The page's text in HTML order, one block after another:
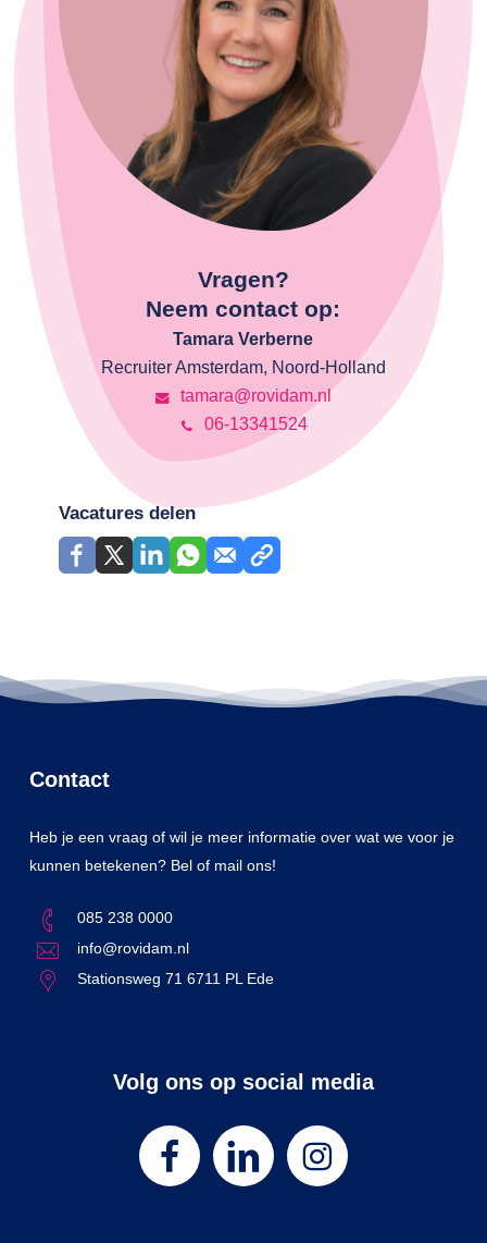
Vragen?
Neem contact op:
Tamara Verberne
Recruiter Amsterdam, Noord-Holland
tamara@rovidam.nl
06-13341524
Vacatures delen
Contact
Heb je een vraag of wil je meer informatie over wat we voor je
kunnen betekenen? Bel of mail ons!
085 238 0000
info@rovidam.nl
Stationsweg 71 6711 PL Ede
Volg ons op social media